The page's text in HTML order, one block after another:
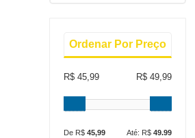
DEPARTAMENTOSOrdenar Por Preço
R$ 45,99 R$ 49,99
De R$ 45,99 Até: R$ 49.99